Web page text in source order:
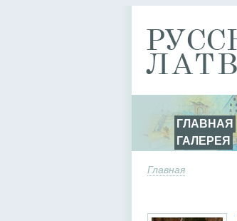
ГЛАВНАЯ
ГАЛЕРЕЯ
Главная